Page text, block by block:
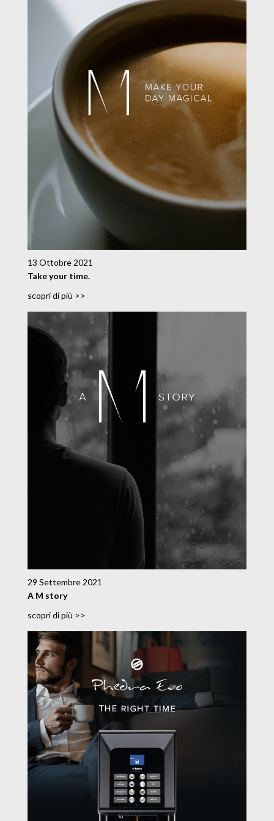
13 Ottobre 2021
Take your time.
scopri di più >>
29 Settembre 2021
A M story
scopri di più >>